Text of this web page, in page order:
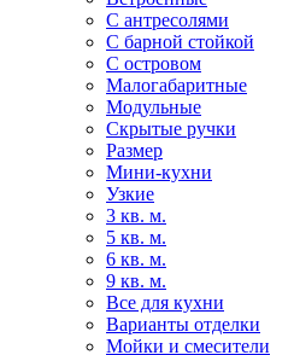
С антресолями
С барной стойкой
С островом
Малогабаритные
Модульные
Скрытые ручки
Размер
Мини-кухни
Узкие
3 кв. м.
5 кв. м.
6 кв. м.
9 кв. м.
Все для кухни
Варианты отделки
Мойки и смесители